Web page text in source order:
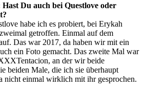
Du auch bei Questlove oder
habe ich es probiert, bei Erykah
getroffen. Einmal auf dem
Das war 2017, da haben wir mit ein
ein Foto gemacht. Das zweite Mal war
an der wir beide
beiden Male, die ich sie überhaupt
nicht einmal wirklich mit ihr gesprochen.